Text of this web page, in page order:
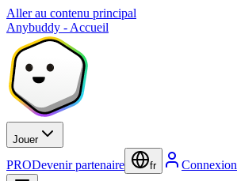
Aller au contenu principal
Anybuddy - Accueil
Jouer
PRODevenir partenaire fr Connexion